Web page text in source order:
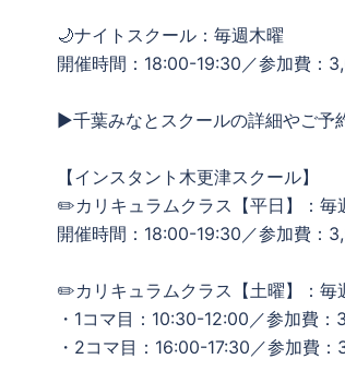
🌙ナイトスクール：毎週木曜
開催時間：18:00-19:30／参加費：
▶千葉みなとスクールの詳細やご予
【インスタント木更津スクール】
✏️カリキュラムクラス【平日】：毎
開催時間：18:00-19:30／参加費：
✏️カリキュラムクラス【土曜】：毎
・1コマ目：10:30-12:00／参加費
・2コマ目：16:00-17:30／参加費